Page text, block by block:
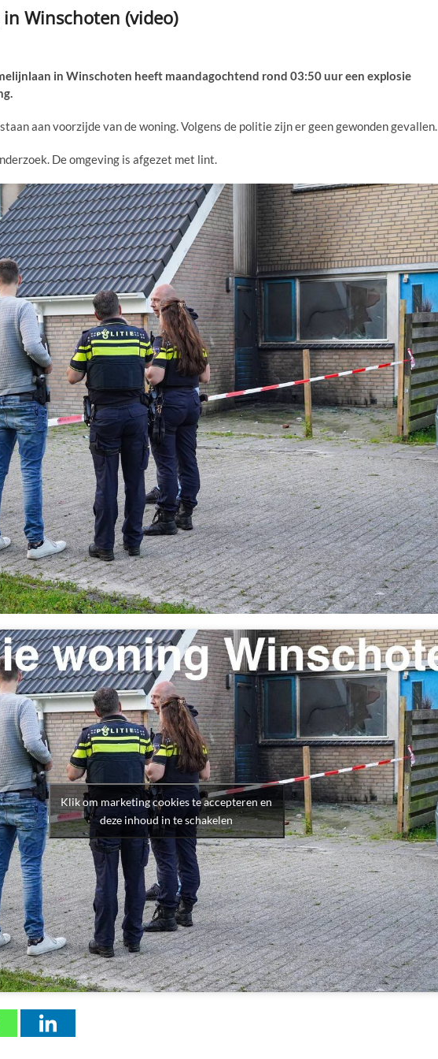
Winschoten (video)
in Winschoten heeft maandagochtend rond 03:50 uur een explosie
aan voorzijde van de woning. Volgens de politie zijn er geen gewonden gevallen.
De omgeving is afgezet met lint.
Klik om marketing cookies te accepteren en
deze inhoud in te schakelen